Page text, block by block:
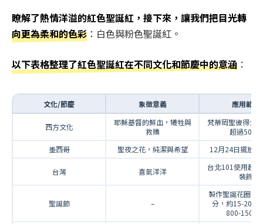
瞭解了熱情洋溢的紅色聖誕紅，接下來，讓我們把目光轉
向更為柔和的色彩 ：白色與粉色聖誕紅。
以下表格整理了紅色聖誕紅在不同文化和節慶中的意涵 ：
文化/節慶 象徵意義 應用範例
西方文化
耶穌基督的鮮血，犧牲與
救贖
梵蒂岡聖彼得大
超過500盆
墨西哥
聖夜之花，純潔與希望 12月24日擺放
台灣 喜氣洋洋
台北101使用超
裝飾
聖誕節 –
製作聖誕花圈 (
分，約15-20株
800-1500